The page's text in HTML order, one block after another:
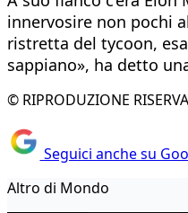
innervosire non pochi
ristretta del tycoon,
sappiano», ha detto
© RIPRODUZIONE
Seguici anche su
Altro di Mondo